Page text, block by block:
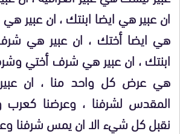
ان عبير هي ايضا ابنتك ، ان عبير هي
هي ايضا أختك ، ان عبير هي
ابنتك ، ان عبير هي شرف أختي
هي عرض كل واحد منا ، ان
المقدس لشرفنا ، وعرضنا
نقبل كل شيء الا ان يمس شرفنا